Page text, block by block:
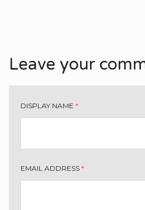
Leave your
DISPLAY NAME *
EMAIL ADDRESS *